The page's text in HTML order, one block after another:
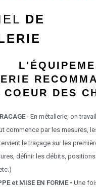
DE
COEUR DES
- En métallerie, on
commence par les mesures,
le traçage sur les
définir les débits,
et MISE EN FORME - Une